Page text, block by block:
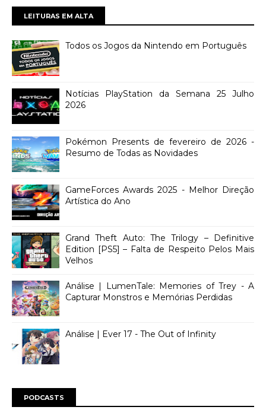
LEITURAS EM ALTA
Todos os Jogos da Nintendo em Português
Notícias PlayStation da Semana 25 Julho
2026
Pokémon Presents de fevereiro de 2026 -
Resumo de Todas as Novidades
GameForces Awards 2025 - Melhor Direção
Artística do Ano
Grand Theft Auto: The Trilogy – Definitive
Edition [PS5] – Falta de Respeito Pelos Mais
Velhos
Análise | LumenTale: Memories of Trey - A
Capturar Monstros e Memórias Perdidas
Análise | Ever 17 - The Out of Infinity
PODCASTS